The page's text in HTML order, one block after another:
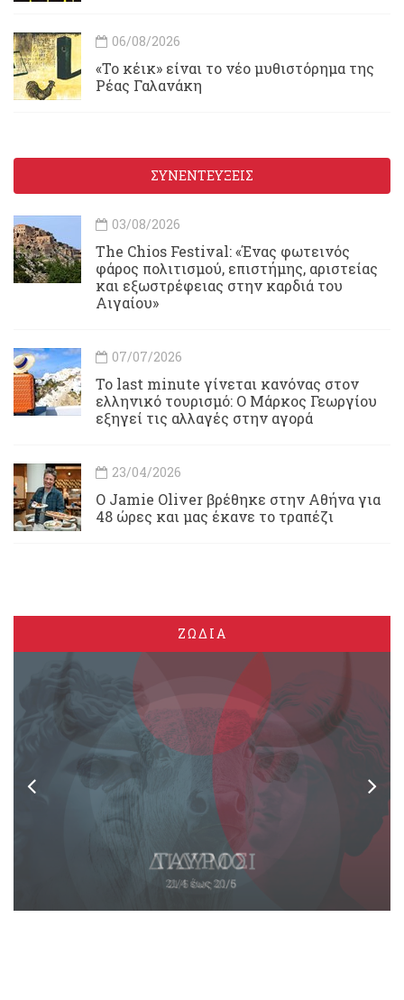
06/08/2026
«Το κέικ» είναι το νέο μυθιστόρημα της
Ρέας Γαλανάκη
ΣΥΝΕΝΤΕΥΞΕΙΣ
03/08/2026
Τhe Chios Festival: «Ένας φωτεινός
φάρος πολιτισμού, επιστήμης, αριστείας
και εξωστρέφειας στην καρδιά του
Αιγαίου»
07/07/2026
Το last minute γίνεται κανόνας στον
ελληνικό τουρισμό: Ο Μάρκος Γεωργίου
εξηγεί τις αλλαγές στην αγορά
23/04/2026
Ο Jamie Oliver βρέθηκε στην Αθήνα για
48 ώρες και μας έκανε το τραπέζι
ΖΩΔΙΑ